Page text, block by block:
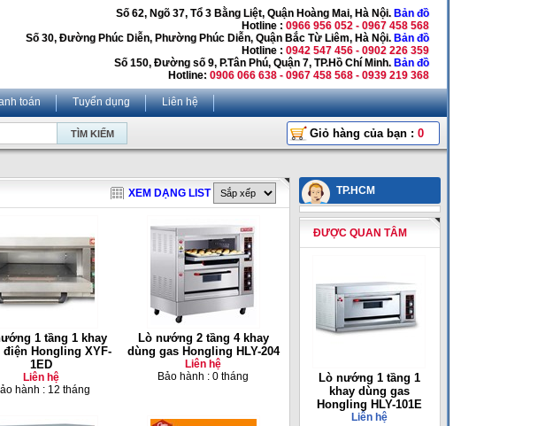
Số 62, Ngõ 37, Tổ 3 Bằng Liệt, Quận Hoàng Mai, Hà Nội. Bản đồ
Hotline : 0966 956 052 - 0967 458 568
Số 30, Đường Phúc Diễn, Phường Phúc Diễn, Quận Bắc Từ Liêm, Hà Nội. Bản đồ
Hotline : 0942 547 456 - 0902 226 359
Số 150, Đường số 9, P.Tân Phú, Quận 7, TP.Hồ Chí Minh. Bản đồ
Hotline: 0906 066 638 - 0967 458 568 - 0939 219 368
toán Tuyển dụng Liên hệ
Giỏ hàng của bạn : 0
XEM DẠNG LIST
1 tầng 1 khay
điện Hongling XYF-
1ED
Liên hệ
hành : 12 tháng
Lò nướng 2 tầng 4 khay
dùng gas Hongling HLY-204
Liên hệ
Bảo hành : 0 tháng
TP.HCM
ĐƯỢC QUAN TÂM
Lò nướng 1 tầng 1
khay dùng gas
Hongling HLY-101E
Liên hệ